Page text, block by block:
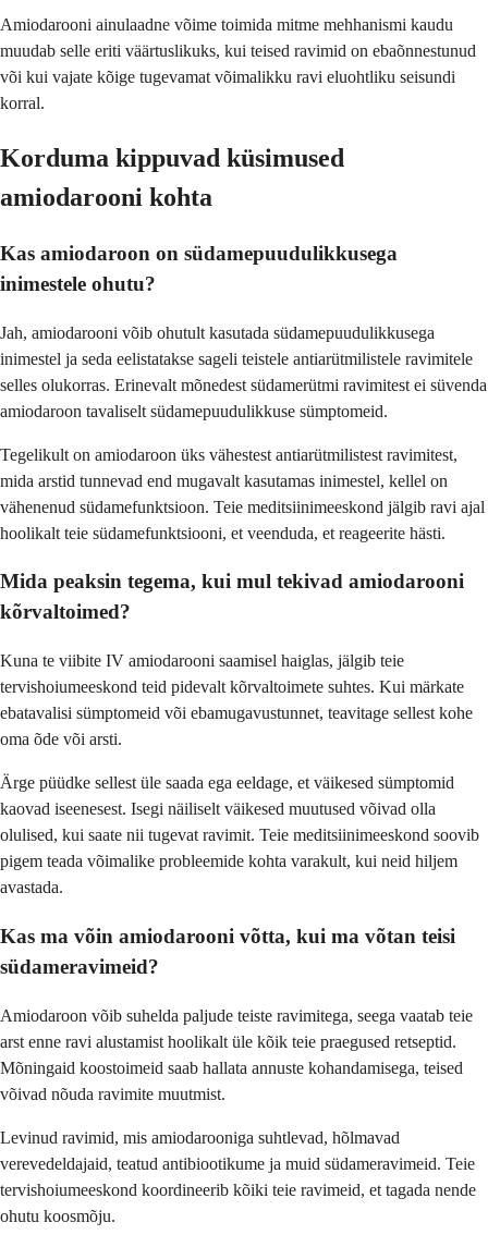
Amiodarooni ainulaadne võime toimida mitme mehhanismi kaudu
muudab selle eriti väärtuslikuks, kui teised ravimid on ebaõnnestunud
või kui vajate kõige tugevamat võimalikku ravi eluohtliku seisundi
korral.
Korduma kippuvad küsimused
amiodarooni kohta
Kas amiodaroon on südamepuudulikkusega
inimestele ohutu?
Jah, amiodarooni võib ohutult kasutada südamepuudulikkusega
inimestel ja seda eelistatakse sageli teistele antiarütmilistele ravimitele
selles olukorras. Erinevalt mõnedest südamerütmi ravimitest ei süvenda
amiodaroon tavaliselt südamepuudulikkuse sümptomeid.
Tegelikult on amiodaroon üks vähestest antiarütmilistest ravimitest,
mida arstid tunnevad end mugavalt kasutamas inimestel, kellel on
vähenenud südamefunktsioon. Teie meditsiinimeeskond jälgib ravi ajal
hoolikalt teie südamefunktsiooni, et veenduda, et reageerite hästi.
Mida peaksin tegema, kui mul tekivad amiodarooni
kõrvaltoimed?
Kuna te viibite IV amiodarooni saamisel haiglas, jälgib teie
tervishoiumeeskond teid pidevalt kõrvaltoimete suhtes. Kui märkate
ebatavalisi sümptomeid või ebamugavustunnet, teavitage sellest kohe
oma õde või arsti.
Ärge püüdke sellest üle saada ega eeldage, et väikesed sümptomid
kaovad iseenesest. Isegi näiliselt väikesed muutused võivad olla
olulised, kui saate nii tugevat ravimit. Teie meditsiinimeeskond soovib
pigem teada võimalike probleemide kohta varakult, kui neid hiljem
avastada.
Kas ma võin amiodarooni võtta, kui ma võtan teisi
südameravimeid?
Amiodaroon võib suhelda paljude teiste ravimitega, seega vaatab teie
arst enne ravi alustamist hoolikalt üle kõik teie praegused retseptid.
Mõningaid koostoimeid saab hallata annuste kohandamisega, teised
võivad nõuda ravimite muutmist.
Levinud ravimid, mis amiodarooniga suhtlevad, hõlmavad
verevedeldajaid, teatud antibiootikume ja muid südameravimeid. Teie
tervishoiumeeskond koordineerib kõiki teie ravimeid, et tagada nende
ohutu koosmõju.